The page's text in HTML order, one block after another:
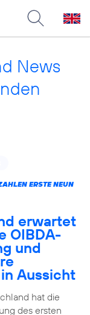
News
ERSTE NEUN
erwartet
OIBDA-
und
Aussicht
hat die
des ersten